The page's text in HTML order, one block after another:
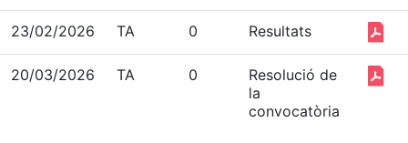
23/02/2026 TA 0 Resultats
20/03/2026 TA 0
Resolució de
la
convocatòria